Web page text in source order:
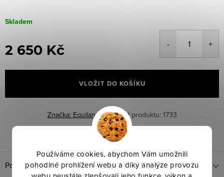
Používáme cookies, abychom Vám umožnili
pohodlné prohlížení webu a díky analýze provozu
Skladem
2 650 Kč
cena:
VLOŽIT DO KOŠÍKU
Značka: Equilannoo Kód produktu: 1733
Dotaz k produktu
Popis produktu